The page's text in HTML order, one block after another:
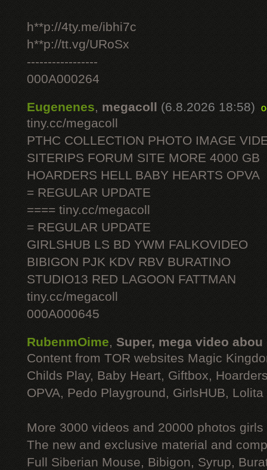
h**p://4ty.me/ibhi7c
h**p://tt.vg/URoSx
-----------------
000A000264
Eugenenes, megacoll (6.8.2026 18:58)
tiny.cc/megacoll
PTHC COLLECTION PHOTO IMAGE
SITERIPS FORUM SITE MORE 4000 GB
HOARDERS HELL BABY HEARTS OPVA
= REGULAR UPDATE
==== tiny.cc/megacoll
= REGULAR UPDATE
GIRLSHUB LS BD YWM FALKOVIDEO
BIBIGON PJK KDV RBV BURATINO
STUDIO13 RED LAGOON FATTMAN
tiny.cc/megacoll
000A000645
RubenmOime, Super, mega video abou
Content from TOR websites Magic
Childs Play, Baby Heart, Giftbox,
OPVA, Pedo Playground, GirlsHUB, Lolita
More 3000 videos and 20000 photos
The new and exclusive material and
Full Siberian Mouse, Bibigon, Syrup,